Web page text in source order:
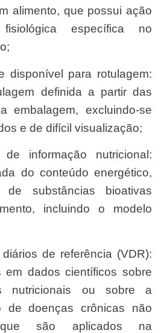
alimento, que possui ação
específica no
definida a partir das
embalagem, excluindo-se
e de difícil visualização;
do conteúdo energético,
substâncias bioativas
incluindo o modelo
em dados científicos sobre
nutricionais ou sobre a
de doenças crônicas não
que são aplicados na